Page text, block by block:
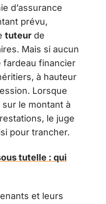
d’assurance
prévu,
tuteur de
Mais si aucun
fardeau financier
à hauteur
Lorsque
le montant à
le juge
pour trancher.
tutelle : qui
et leurs